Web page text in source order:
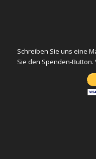
Schreiben Sie uns eine
Sie den Spenden-Button.